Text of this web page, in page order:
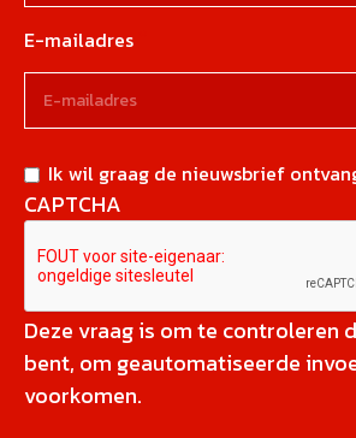
E-mailadres
Ik wil graag de nieuwsbrief
CAPTCHA
Deze vraag is om te controleren
bent, om geautomatiseerde
voorkomen.